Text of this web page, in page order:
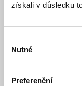
získali v důsledku
souhlasu
Nutné
Preferenční
Detail